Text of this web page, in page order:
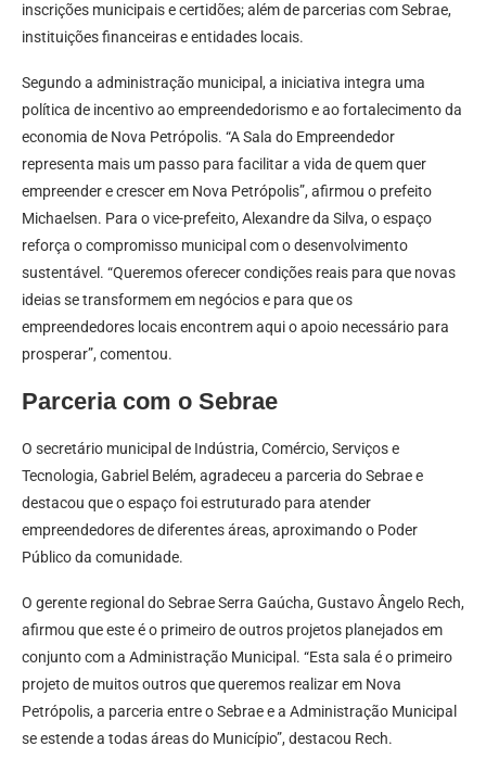
inscrições municipais e certidões; além de parcerias com Sebrae,
instituições financeiras e entidades locais.
Segundo a administração municipal, a iniciativa integra uma
política de incentivo ao empreendedorismo e ao fortalecimento da
economia de Nova Petrópolis. “A Sala do Empreendedor
representa mais um passo para facilitar a vida de quem quer
empreender e crescer em Nova Petrópolis”, afirmou o prefeito
Michaelsen. Para o vice-prefeito, Alexandre da Silva, o espaço
reforça o compromisso municipal com o desenvolvimento
sustentável. “Queremos oferecer condições reais para que novas
ideias se transformem em negócios e para que os
empreendedores locais encontrem aqui o apoio necessário para
prosperar”, comentou.
Parceria com o Sebrae
O secretário municipal de Indústria, Comércio, Serviços e
Tecnologia, Gabriel Belém, agradeceu a parceria do Sebrae e
destacou que o espaço foi estruturado para atender
empreendedores de diferentes áreas, aproximando o Poder
Público da comunidade.
O gerente regional do Sebrae Serra Gaúcha, Gustavo Ângelo Rech,
afirmou que este é o primeiro de outros projetos planejados em
conjunto com a Administração Municipal. “Esta sala é o primeiro
projeto de muitos outros que queremos realizar em Nova
Petrópolis, a parceria entre o Sebrae e a Administração Municipal
se estende a todas áreas do Município”, destacou Rech.